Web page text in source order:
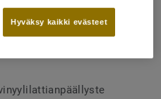
alhaisimmat
Hyväksy kaikki evästeet